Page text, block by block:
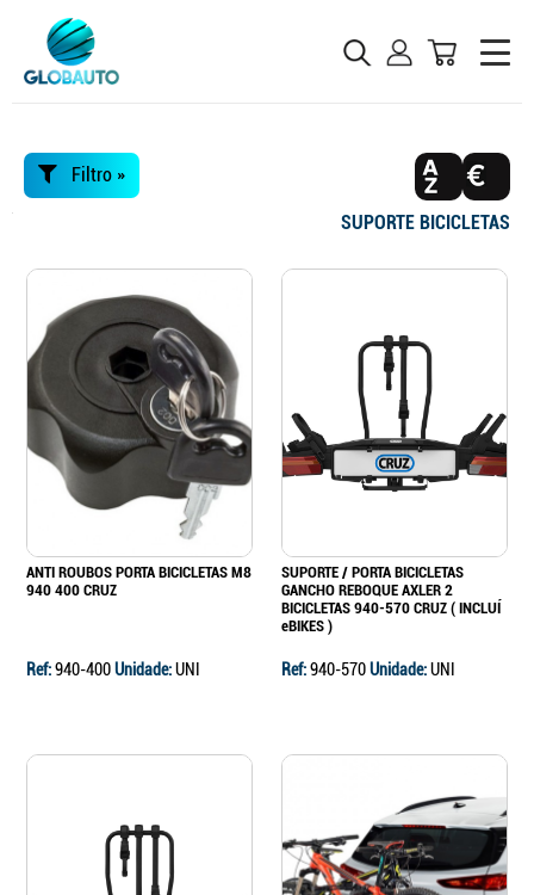
Filtro »
SUPORTE BICICLETAS
ANTI ROUBOS PORTA BICICLETAS M8
940 400 CRUZ
Ref:940-400Unidade:UNI
SUPORTE / PORTA BICICLETAS
GANCHO REBOQUE AXLER 2
BICICLETAS 940-570 CRUZ ( INCLUÍ
eBIKES )
Ref:940-570Unidade:UNI